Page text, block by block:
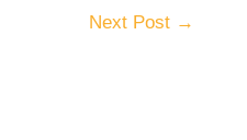
Next Post →